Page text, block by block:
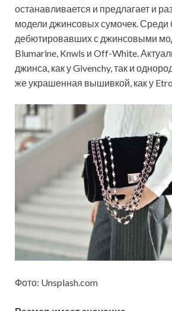
останавливается и предлагает и
модели джинсовых сумочек. Среди
дебютировавших с джинсовыми
Blumarine, Knwls и Off-White.
джинса, как у Givenchy, так и
же украшенная вышивкой, как у
Фото: Unsplash.com